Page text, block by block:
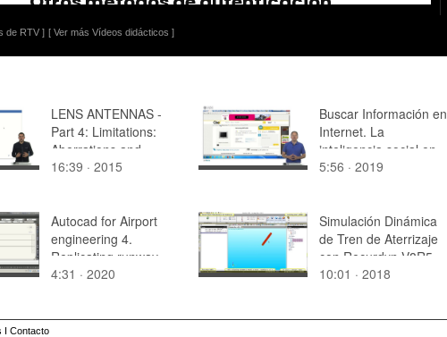
de RTV ] [ Ver más Vídeos didácticos ]
LENS ANTENNAS -
Part 4: Limitations:
Aberrations and
reflections.
16:39 · 2015
Buscar Información en
Internet. La
inteligencia social en
la búsqueda. La
5:56 · 2019
Autocad for Airport
engineering 4.
Replicating runway
ligths
4:31 · 2020
Simulación Dinámica
de Tren de Aterrizaje
con Recurdyn V8R5 -
2 de 7
10:01 · 2018
I Contacto